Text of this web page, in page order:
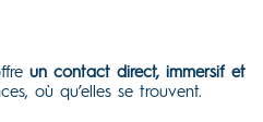
un contact direct, immersif et
où qu’elles se trouvent.